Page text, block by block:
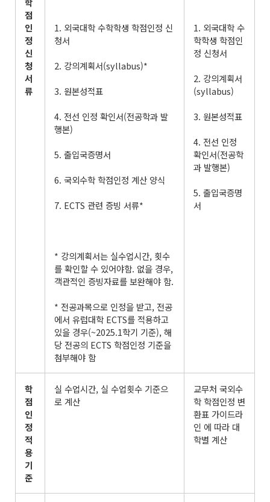
점
인
정
신
청
서
류
1. 외국대학 수학학생 학점인정 신
청서
2. 강의계획서(syllabus)*
3. 원본성적표
4. 전선 인정 확인서(전공학과 발
행본)
5. 출입국증명서
6. 국외수학 학점인정 계산 양식
7. ECTS 관련 증빙 서류*
* 강의계획서는 실수업시간, 횟수
를 확인할 수 있어야함. 없을 경우,
객관적인 증빙자료를 보완해야 함.
* 전공과목으로 인정을 받고, 전공
에서 유럽대학 ECTS를 적용하고
있을 경우(~2025.1학기 기준), 해
당 전공의 ECTS 학점인정 기준을
첨부해야 함
1. 외국대학 수
학학생 학점인
정 신청서
2. 강의계획서
(syllabus)
3. 원본성적표
4. 전선 인정
확인서(전공학
과 발행본)
5. 출입국증명
서
학
점
인
정
적
용
기
준
실 수업시간, 실 수업횟수 기준으
로 계산
교무처 국외수
학 학점인정 변
환표 가이드라
인 에 따라 대
학별 계산